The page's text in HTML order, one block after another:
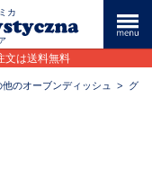
カ
文は送料無料
他のオーブンディッシュ > グ